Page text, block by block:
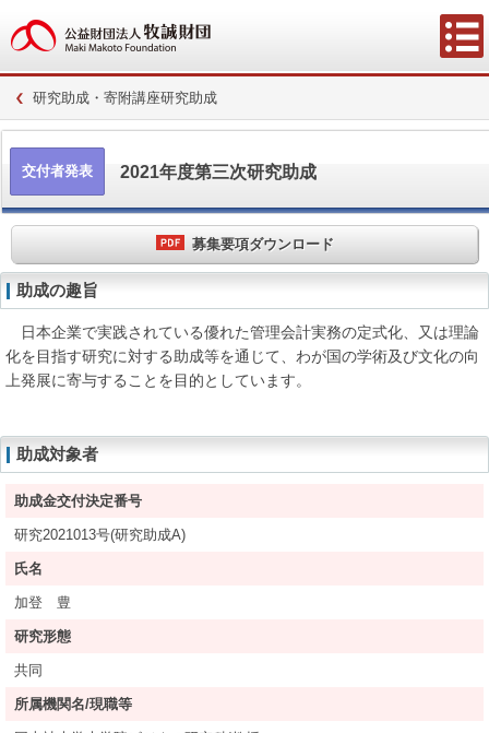
研究助成・寄附講座研究助成
交付者発表 2021年度第三次研究助成
募集要項ダウンロード
助成の趣旨
日本企業で実践されている優れた管理会計実務の定式化、又は理論
化を目指す研究に対する助成等を通じて、わが国の学術及び文化の向
上発展に寄与することを目的としています。
助成対象者
助成金交付決定番号
研究2021013号(研究助成A)
氏名
加登 豊
研究形態
共同
所属機関名/現職等